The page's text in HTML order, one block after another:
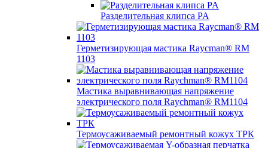
Разделительная клипса PA
Герметизирующая мастика Raycman® RM
1103
Мастика выравнивающая напряжение
электрического поля Raychman® RM1104
Термоусаживаемый ремонтный кожух ТРК